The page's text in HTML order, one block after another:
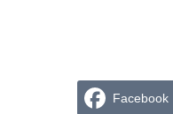
Facebook